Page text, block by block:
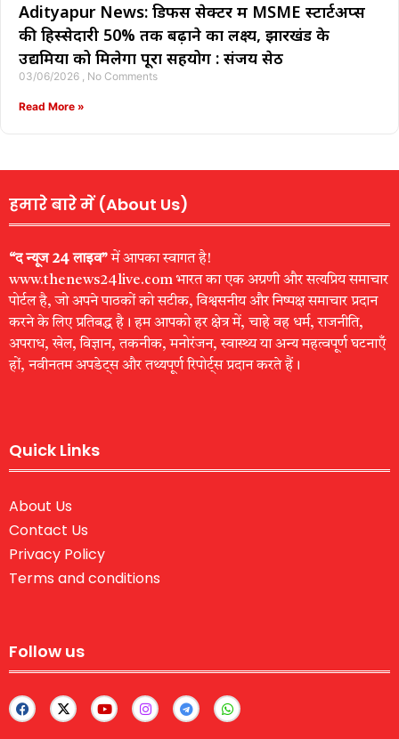
Adityapur News: डिफेंस सेक्टर में MSME स्टार्टअप्स
की हिस्सेदारी 50% तक बढ़ाने का लक्ष्य, झारखंड के
उद्यमियों को मिलेगा पूरा सहयोग : संजय सेठ
03/06/2026 No Comments
Read More »
हमारे बारे में (About Us)
“द न्यूज 24 लाइव”में आपका स्वागत है!
www.thenews24live.com भारत का एक अग्रणी और सत्यप्रिय समाचार
पोर्टल है, जो अपने पाठकों को सटीक, विश्वसनीय और निष्पक्ष समाचार प्रदान
करने के लिए प्रतिबद्ध है। हम आपको हर क्षेत्र में, चाहे वह धर्म, राजनीति,
अपराध, खेल, विज्ञान, तकनीक, मनोरंजन, स्वास्थ्य या अन्य महत्वपूर्ण घटनाएँ
हों, नवीनतम अपडेट्स और तथ्यपूर्ण रिपोर्ट्स प्रदान करते हैं।
Quick Links
About Us
Contact Us
Privacy Policy
Terms and conditions
Follow us